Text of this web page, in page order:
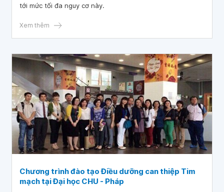
tới mức tối đa nguy cơ này.
Xem thêm
Chương trình đào tạo Điều dưỡng can thiệp Tim
mạch tại Đại học CHU - Pháp